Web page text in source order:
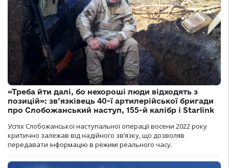
«Треба йти далі, бо нехороші люди відходять з
позицій»: зв’язківець 40-ї артилерійської бригади
про Слобожанський наступ, 155-й калібр і Starlink
Успіх Слобожанської наступальної операції восени 2022 року
критично залежав від надійного зв’язку, що дозволяв
передавати інформацію в режимі реального часу.